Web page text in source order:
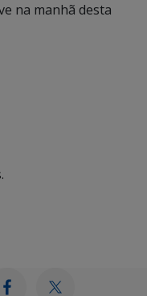
na manhã desta